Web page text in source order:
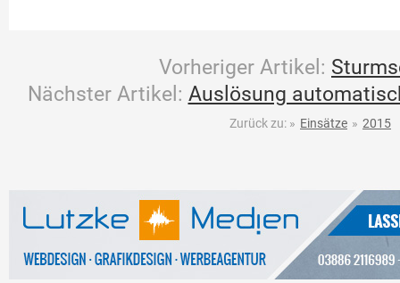
Vorheriger Artikel:
Nächster Artikel: Auslösung
Zurück zu: » Einsätze » 2015